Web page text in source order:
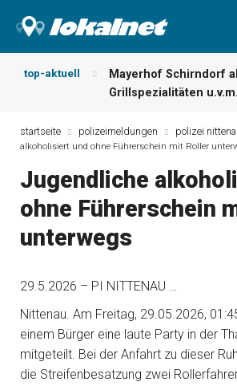
top-aktuell
Mayerhof Schirndorf
Grillspezialitäten
und mehr …
Der „deutsche Michel“
leserbriefe
Maxhütter
Nutzen Sie aktuelle
startseite polizeimeldungen polizei
alkoholisiert und ohne Führerschein mit Roller
Jugendliche
ohne Führerschein
unterwegs
29.5.2026 – PI NITTENAU …
Nittenau. Am Freitag, 29.05.2026,
einem Bürger eine laute Party in der
mitgeteilt. Bei der Anfahrt zu dieser
die Streifenbesatzung zwei